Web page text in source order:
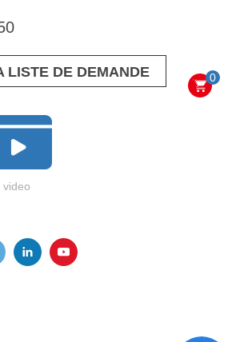
0
LISTE DE DEMANDE
video